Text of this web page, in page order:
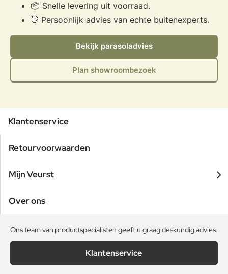
📦 Snelle levering uit voorraad.
👋 Persoonlijk advies van echte buitenexperts.
Bekijk parasoladvies
Plan showroombezoek
Klantenservice
Retourvoorwaarden
Mijn Veurst
Over ons
Ons team van productspecialisten geeft u graag deskundig advies.
Klantenservice